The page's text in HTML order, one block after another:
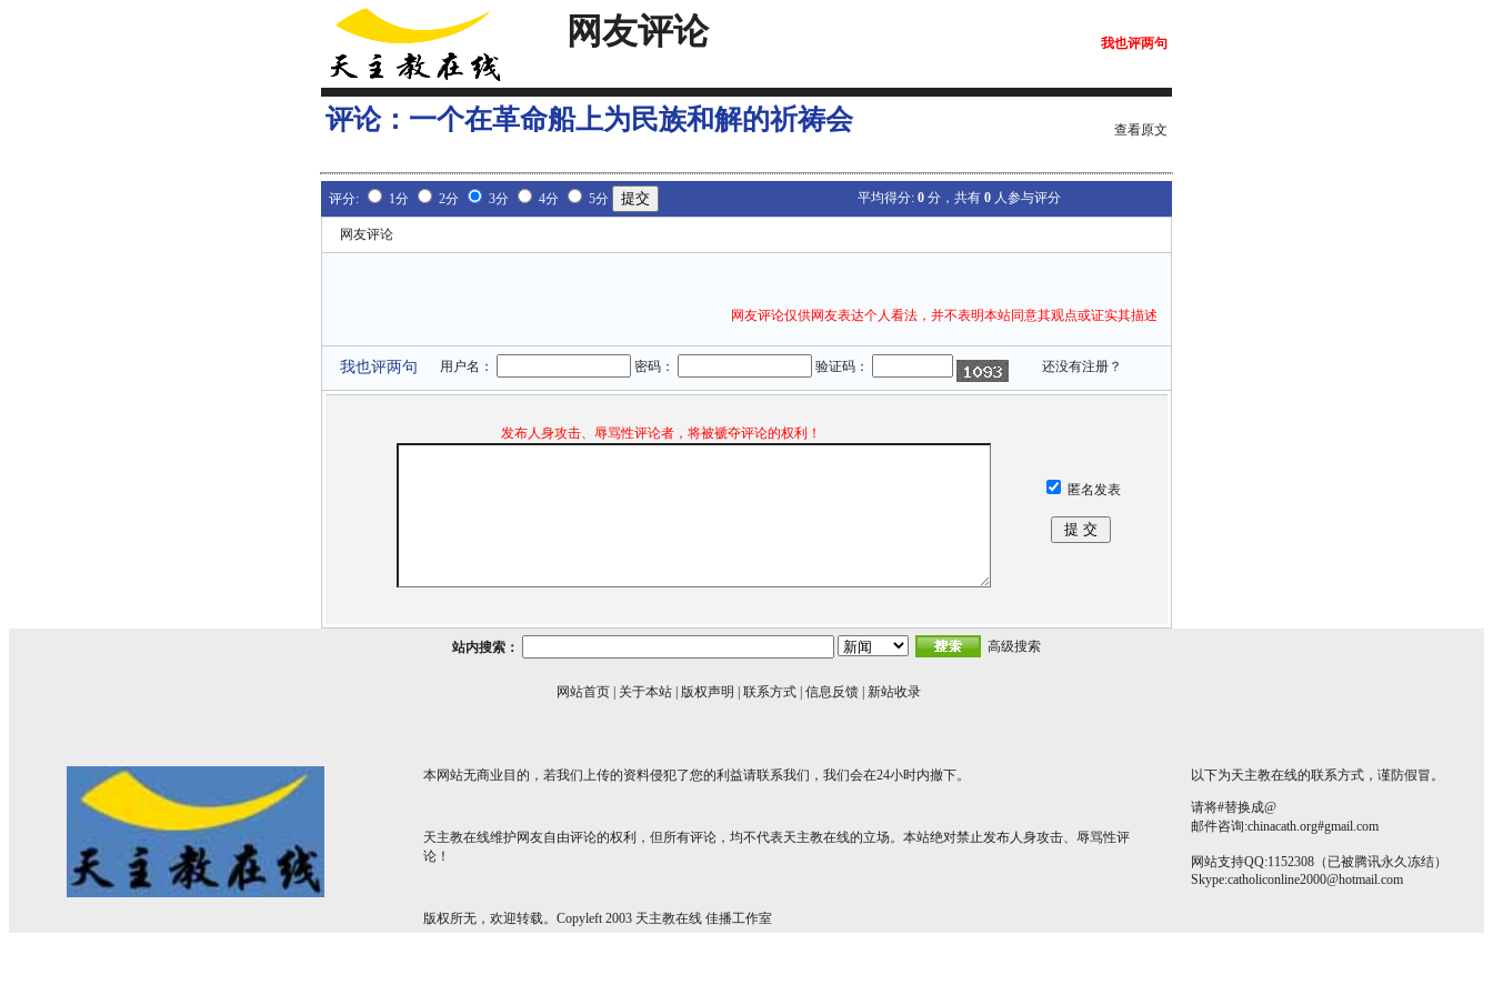
网友评论 我也评两句
评论： 一个在革命船上为民族和解的祈祷会 查看原文
评分: 1分 2分 3分 4分 5分 平均得分: 0 分，共有 0 人参与评分
网友评论
网友评论仅供网友表达个人看法，并不表明本站同意其观点或证实其描述
我也评两句 用户名： 密码： 验证码： 还没有注册？
发布人身攻击、辱骂性评论者，将被褫夺评论的权利！
匿名发表
站内搜索： 高级搜索
网站首页 关于本站 版权声明 联系方式 信息反馈 新站收录
本网站无商业目的，若我们上传的资料侵犯了您的利益请联系我们，我们会在24小时内撤下。
天主教在线维护网友自由评论的权利，但所有评论，均不代表天主教在线的立场。本站绝对禁止发布人身攻击、辱骂性评
论！
版权所无，欢迎转载。Copyleft 2003 天主教在线 佳播工作室
以下为天主教在线的联系方式，谨防假冒。
请将#替换成@
邮件咨询:chinacath.org#gmail.com
网站支持QQ:1152308（已被腾讯永久冻结）
Skype:catholiconline2000@hotmail.com